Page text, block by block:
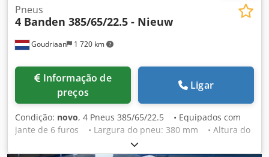
Goudriaan 1 720 km
Pneus
4 Banden 385/65/22.5 - Nieuw
preços
Ligar
Condição: novo, 4 Pneus 385/65/22.5 • Equipados com
jante de 6 furos • Largura do pneu: 380 mm • Altura do
pneu: 1080 mm • Capacidade de carga por pneu: 5000 kg